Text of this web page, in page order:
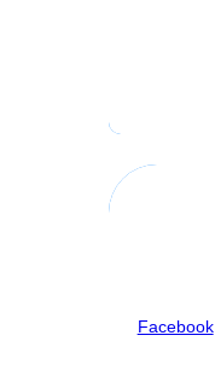
Facebook